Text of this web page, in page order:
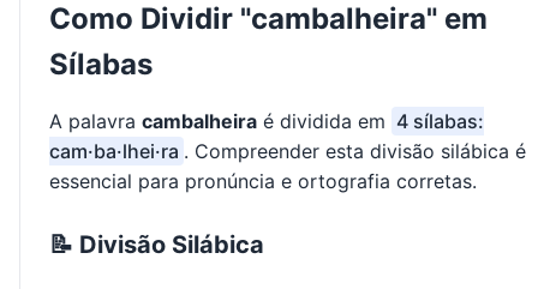
Como Dividir "cambalheira" em
Sílabas
A palavra cambalheira é dividida em 4 sílabas:
cam·ba·lhei·ra . Compreender esta divisão silábica é
essencial para pronúncia e ortografia corretas.
📝 Divisão Silábica